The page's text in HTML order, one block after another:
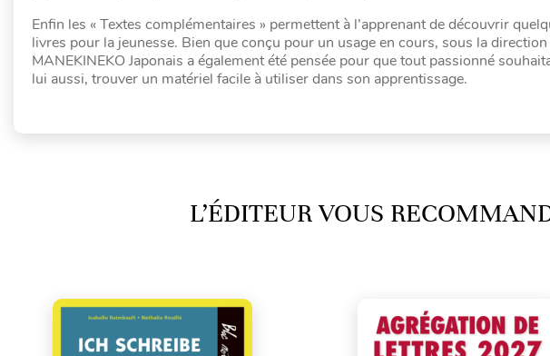
Enfin les « Textes complémentaires » permettent à l’apprenant de découvrir
livres pour la jeunesse. Bien que conçu pour un usage en cours, sous la
MANEKINEKO Japonais a également été pensée pour que tout passionné
lui aussi, trouver un matériel facile à utiliser dans son apprentissage.
L’ÉDITEUR VOUS